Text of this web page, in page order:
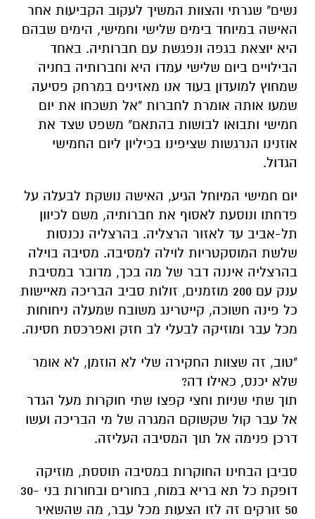
נשים" שגרתי והצוות המשיך לעקוב הקביעות אחר
האישה במיוחד בימים שלישי וחמישי, הימים שבהם
היא יוצאת בגפה ונפגשת עם חברותיה. באחד
הבילויים ביום שלישי עמדו היא וחברותיה בחניה
שמחוץ למועדון בעוד אנו מאזינים במרחק פסיעה
שמעו אותה אומרת לחברות "אל תשכחו את יום
חמישי ותבואו לבושות בהתאם" משפט שצד את
אוזנינו הנרגשות שציפינו בכיליון ליום החמישי
הגדול.
יום חמישי המיוחל הגיע, האישה נושקת לבעלה על
פדחתו ונוסעת לאסוף את חברותיה, משם לכיוון
תל-אביב עד לאזור הרצליה. בהרצליה נכנסות
שלשת המוסקטריות לוילה למסיבה. מסיבה בוילה
בהרצליה איננה דבר של מה בכך, מדובר במסיבת
ענק עם 200 מוזמנים, זולות סביב הבריכה מאיישות
כל פינה חשוכה, קייטרינג משובח שמעלה ניחוחות
מכל עבר ומוזיקה לבעלי לב חזק ואפרכסת חסינה.
"טוב, זה שצוות החקירה שלי לא הוזמן, לא אומר
שלא יכנס, כאילו דה?
תוך שתי שניות וחצי קפצו שתי חוקרות מעל הגדר
אל עבר קול שקשוקם המגרה של מי הבריכה ועשו
דרכן פנימה אל תוך המסיבה העליזה.
סביבן הבחינו החוקרות במסיבה תוססת, מוזיקה
דופקת כל תא בריא במוח, בחורים ובחורות בני 30-
50 זורקים זה לזו הצעות מכל עבר, מה שהשאיר